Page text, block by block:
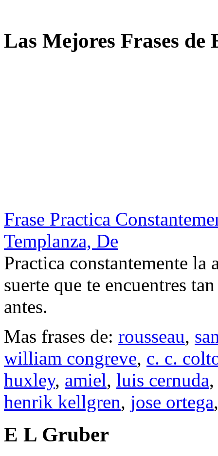
Las Mejores Frases de
Frase Practica
Templanza, De
Practica constantemente la
suerte que te encuentres
antes.
Mas frases de: rousseau,
william congreve, c. c.
huxley, amiel, luis cernuda
henrik kellgren, jose ortega
E L Gruber